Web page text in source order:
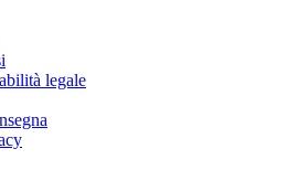
legale